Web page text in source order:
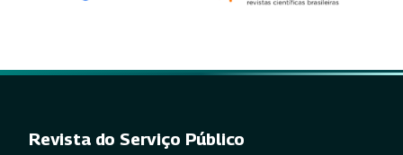
Revista do Serviço Público